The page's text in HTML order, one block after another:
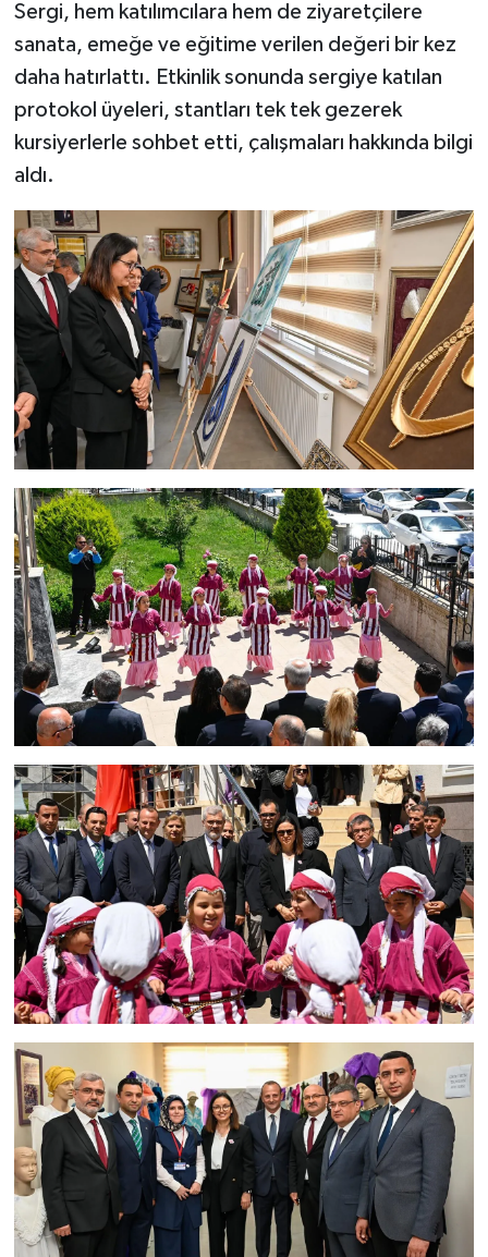
Sergi, hem katılımcılara hem de ziyaretçilere
sanata, emeğe ve eğitime verilen değeri bir kez
daha hatırlattı. Etkinlik sonunda sergiye katılan
protokol üyeleri, stantları tek tek gezerek
kursiyerlerle sohbet etti, çalışmaları hakkında bilgi
aldı.